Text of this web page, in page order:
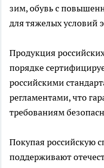
зим, обувь с
для тяжелых условий
Продукция
порядке
российскими
регламентами, что
требованиям
Покупая российскую
поддерживают